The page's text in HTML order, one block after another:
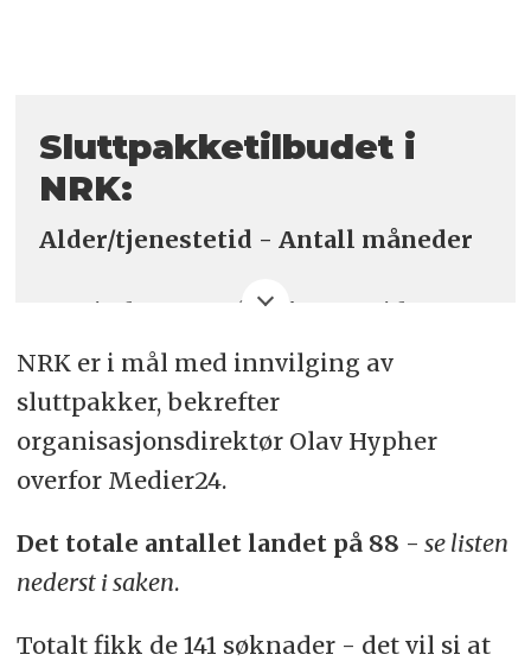
Sluttpakke­tilbudet i
NRK:
Alder/tjenestetid - Antall måneder
Mindre enn 2 års tjenestetid: 4
måneder
Sum av alder og tjenestetid er 40 år
eller lavere: 7 måneder
Sum av alder og tjenestetid
mellom 41 – 51 år: 8 måneder
Sum av alder og tjenestetid
NRK er i mål med innvilging av
sluttpakker, bekrefter
organisasjonsdirektør Olav Hypher
overfor Medier24.
Det totale antallet landet på 88 - se listen
nederst i saken.
Totalt fikk de 141 søknader - det vil si at